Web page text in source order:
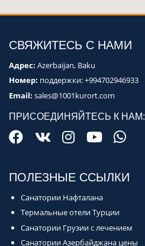
СВЯЖИТЕСЬ С НАМИ
Адрес: Azerbaijan, Baku
Номер: поддержки:+994702946933
Email: sales@1001kurort.com
ПРИСОЕДИНЯЙТЕСЬ К НАМ:
ПОЛЕЗНЫЕ ССЫЛКИ
Санатории Нафталана
Термальные отели Турции
Санатории Грузии с лечением
Санатории Азербайджана цены